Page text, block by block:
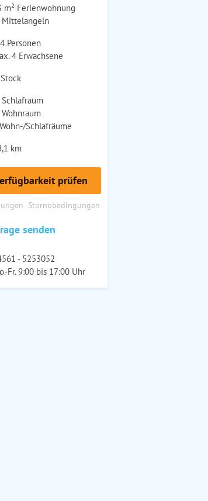
m² Ferienwohnung
Mittelangeln
Personen
4 Erwachsene
Schlafräume
km
prüfen
Stornobedingungen
senden
- 5253052
Fr. 9:00 bis 17:00 Uhr